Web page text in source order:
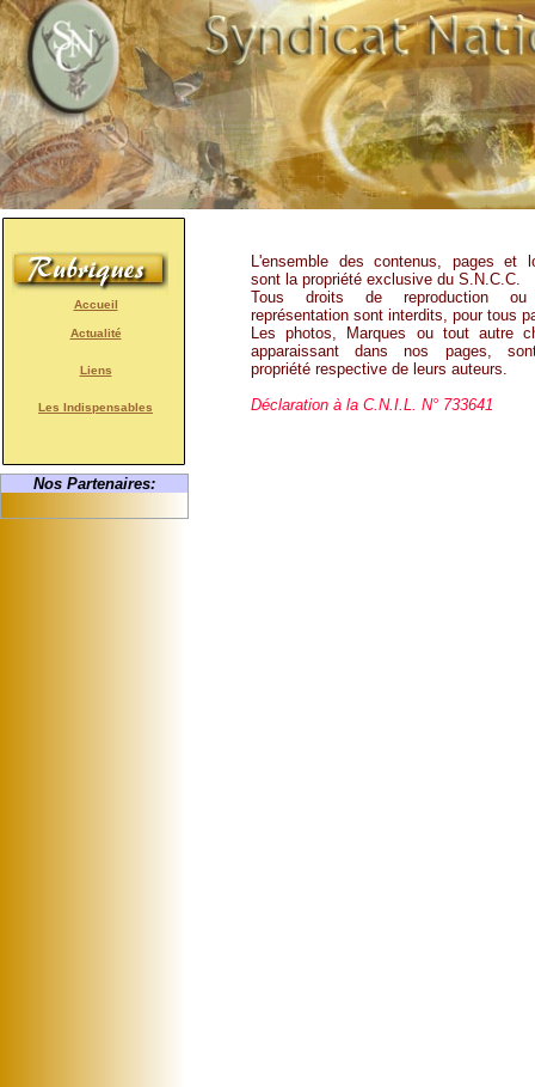
Accueil
Actualité
Liens
Les Indispensables
Nos Partenaires:
L'ensemble des contenus, pages et
sont la propriété exclusive du S.N.C.C.
Tous droits de reproduction
représentation sont interdits, pour tous
Les photos, Marques ou tout autre
apparaissant dans nos pages,
propriété respective de leurs auteurs.
Déclaration à la C.N.I.L. N° 733641